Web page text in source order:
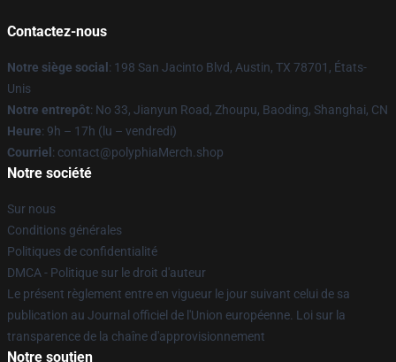
Contactez-nous
Notre siège social : 198 San Jacinto Blvd, Austin, TX 78701, États-
Unis
Notre entrepôt: No 33, Jianyun Road, Zhoupu, Baoding, Shanghai, CN
Heure: 9h – 17h (lu – vendredi)
Courriel : contact@polyphiaMerch.shop
Notre société
Sur nous
Conditions générales
Politiques de confidentialité
DMCA - Politique sur le droit d'auteur
Le présent règlement entre en vigueur le jour suivant celui de sa
publication au Journal officiel de l'Union européenne. Loi sur la
transparence de la chaîne d'approvisionnement
Notre soutien